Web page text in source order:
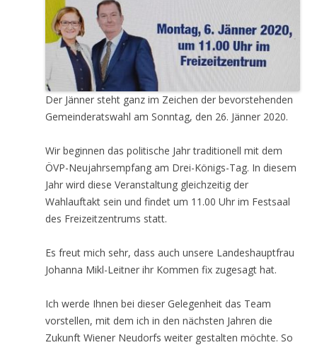
Der Jänner steht ganz im Zeichen der bevorstehenden
Gemeinderatswahl am Sonntag, den 26. Jänner 2020.
Wir beginnen das politische Jahr traditionell mit dem
ÖVP-Neujahrsempfang am Drei-Königs-Tag. In diesem
Jahr wird diese Veranstaltung gleichzeitig der
Wahlauftakt sein und findet um 11.00 Uhr im Festsaal
des Freizeitzentrums statt.
Es freut mich sehr, dass auch unsere Landeshauptfrau
Johanna Mikl-Leitner ihr Kommen fix zugesagt hat.
Ich werde Ihnen bei dieser Gelegenheit das Team
vorstellen, mit dem ich in den nächsten Jahren die
Zukunft Wiener Neudorfs weiter gestalten möchte. So